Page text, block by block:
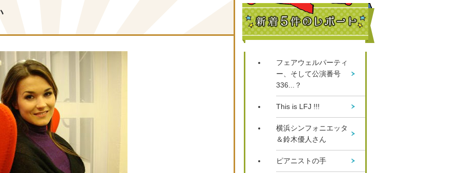
フェアウェルパーティ
ー、そして公演番号
336...？
This is LFJ !!!
横浜シンフォニエッタ
＆鈴木優人さん
ピアニストの手